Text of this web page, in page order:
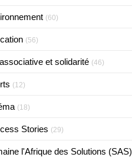
(60)
(56)
et solidarité (46)
(12)
(18)
Stories (29)
l'Afrique des Solutions (SAS)